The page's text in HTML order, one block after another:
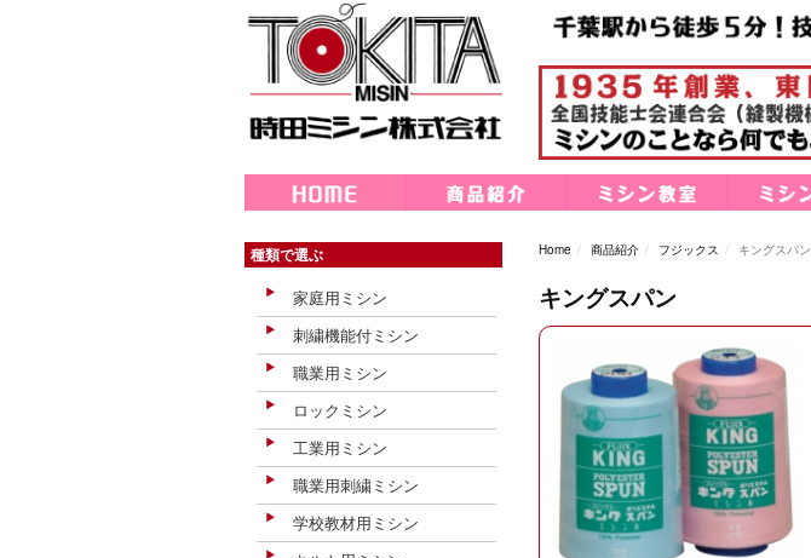
Home 商品紹介 フジックス キングスパン
キングスパン
種類で選ぶ
家庭用ミシン
刺繍機能付ミシン
職業用ミシン
ロックミシン
工業用ミシン
職業用刺繍ミシン
学校教材用ミシン